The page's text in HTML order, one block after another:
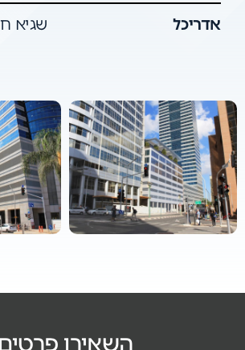
אדריכל שגיא
השאירו